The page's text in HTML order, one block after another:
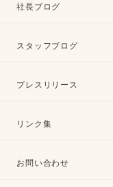
社長ブログ
スタッフブログ
プレスリリース
リンク集
お問い合わせ